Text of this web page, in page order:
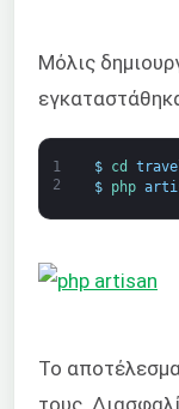
Μόλις
1
2
$ cd
$
php
Το
τους.